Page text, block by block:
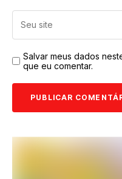
Salvar meus dados
que eu comentar.